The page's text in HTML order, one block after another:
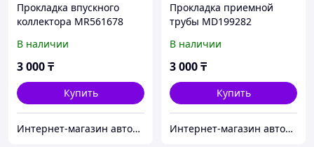
Прокладка впускного
коллектора MR561678
В наличии
3 000₸
Купить
Интернет-магазин автозапчастей Parts-shop.kz
Прокладка приемной
трубы MD199282
В наличии
3 000₸
Купить
Интернет-магазин автозапчастей Parts-shop.kz